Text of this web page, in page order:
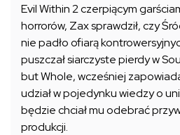
Evil Within 2 czerpiącym
horrorów, Zax sprawdził, czy
nie padło ofiarą
puszczał siarczyste pierdy w
but Whole, wcześniej
udział w pojedynku wiedzy o
będzie chciał mu odebrać
produkcji.